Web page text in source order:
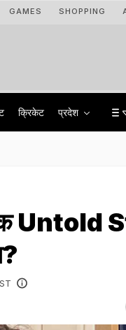
GAMES SHOPPING
क्रिकेट प्रदेश
एक Untold